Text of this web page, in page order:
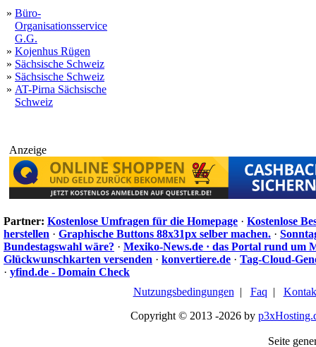
» Büro-
Organisationsservice
G.G.
» Kojenhus Rügen
» Sächsische Schweiz
» Sächsische Schweiz
» AT-Pirna Sächsische
Schweiz
Anzeige
Partner: Kostenlose Umfragen für die Homepage · Kostenlose
herstellen · Graphische Buttons 88x31px selber machen. ·
Bundestagswahl wäre? · Mexiko-News.de · das Portal rund um
Glückwunschkarten versenden · konvertiere.de · Tag-Cloud-
· yfind.de - Domain Check
Nutzungsbedingungen | Faq |
Copyright © 2013 -2026 by
Seite